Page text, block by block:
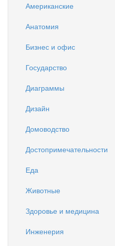
Американские
Анатомия
Бизнес и офис
Государство
Диаграммы
Дизайн
Домоводство
Достопримечательности
Еда
Животные
Здоровье и медицина
Инженерия